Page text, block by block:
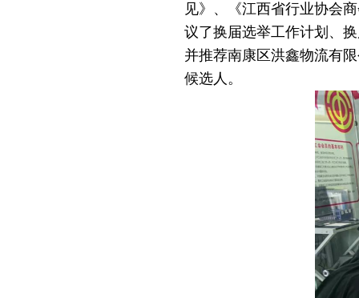
见》、《江西省行业协会
议了换届选举工作计划、
并推荐南康区洪鑫物流有
候选人。